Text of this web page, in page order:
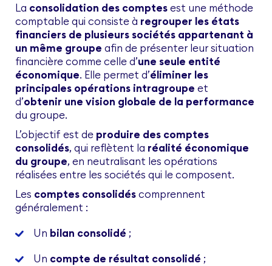
La consolidation des comptesest une méthode
comptable qui consiste à regrouper les états
financiers de plusieurs sociétés appartenant à
un même groupe afin de présenter leur situation
financière comme celle d’une seule entité
économique. Elle permet d’éliminer les
principales opérations intragroupe et
d’obtenir une vision globale de la performance
du groupe.
L’objectif est de produire des comptes
consolidés, qui reflètent la réalité économique
du groupe, en neutralisant les opérations
réalisées entre les sociétés qui le composent.
Les comptes consolidéscomprennent
généralement :
Un bilan consolidé ;
Un compte de résultat consolidé ;